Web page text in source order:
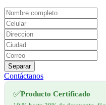
Separar
Contáctanos
✅Producto Certificado